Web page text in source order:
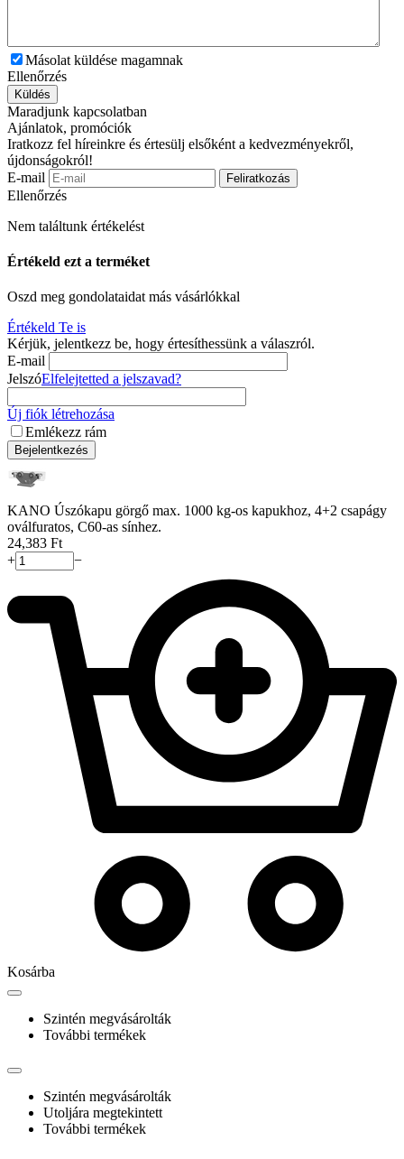
Másolat küldése magamnak
Ellenőrzés
Küldés
Maradjunk kapcsolatban
Ajánlatok, promóciók
Iratkozz fel híreinkre és értesülj elsőként a kedvezményekről,
újdonságokról!
E-mail
Feliratkozás
Ellenőrzés
Nem találtunk értékelést
Értékeld ezt a terméket
Oszd meg gondolataidat más vásárlókkal
Értékeld Te is
Kérjük, jelentkezz be, hogy értesíthessünk a válaszról.
E-mail
JelszóElfelejtetted a jelszavad?
Új fiók létrehozása
Emlékezz rám
Bejelentkezés
KANO Úszókapu görgő max. 1000 kg-os kapukhoz, 4+2 csapágy
oválfuratos, C60-as sínhez.
24,383 Ft
+
−
Kosárba
Szintén megvásárolták
További termékek
Szintén megvásárolták
Utoljára megtekintett
További termékek